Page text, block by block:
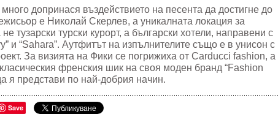
допринася въздействието на песента да достигне до
е Николай Скерлев, а уникалната локация за
тузарски турски курорт, а български хотели, направени с
и “Sahara”. Аутфитът на изпълнителите също е в унисон с
За визията на Фики се погрижиха от Carducci fashion, а
френския шик на своя моден бранд “Fashion
я представи по най-добрия начин.
Save